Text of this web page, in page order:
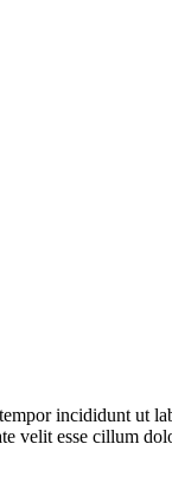
incididunt ut
velit esse cillum